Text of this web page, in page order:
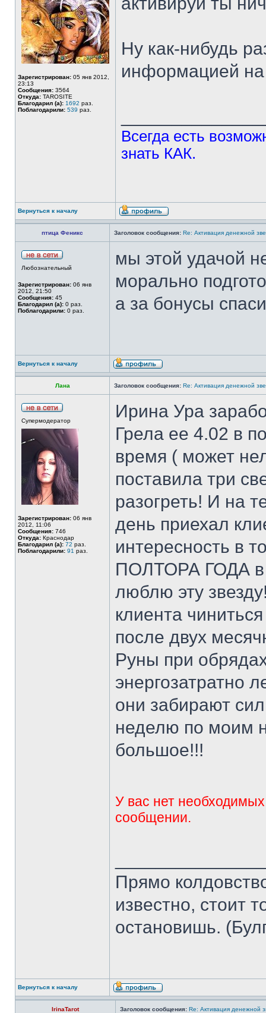
Зарегистрирован: 05 янв 2012,
23:13
Сообщения: 3564
Откуда: TAROSITE
Благодарил (а): 1692 раз.
Поблагодарили: 539 раз.
Ну как-нибудь
информацией
Всегда есть
знать КАК.
Вернуться к началу
птица Феникс Заголовок сообщения: Re: Активация денежной
Любознательный
Зарегистрирован: 06 янв
2012, 21:50
Сообщения: 45
Благодарил (а): 0 раз.
Поблагодарили: 0 раз.
мы этой удачой
морально
а за бонусы
Вернуться к началу
Лана Заголовок сообщения: Re: Активация денежной
Супермодератор
Зарегистрирован: 06 янв
2012, 11:06
Сообщения: 746
Откуда: Краснодар
Благодарил (а): 72 раз.
Поблагодарили: 91 раз.
Ирина Ура
Грела ее 4.02 в
время ( может
поставила три
разогреть! И на
день приехал
интересность в
ПОЛТОРА ГОДА в
люблю эту
клиента
после двух
Руны при
энергозатратно
они забирают
неделю по моим
большое!!!
У вас нет
сообщении.
Прямо
известно, стоит
остановишь.
Вернуться к началу
IrinaTarot Заголовок сообщения: Re: Активация денежной